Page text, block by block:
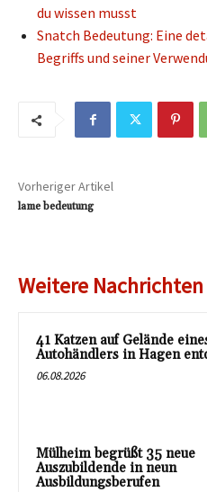
du wissen musst
Snatch Bedeutung: Eine
Begriffs und seiner
Vorheriger Artikel
lame bedeutung
Weitere Nachrichten
41 Katzen auf Gelände
Autohändlers in Hagen
06.08.2026
Mülheim begrüßt 35 neue
Auszubildende in neun
Ausbildungsberufen